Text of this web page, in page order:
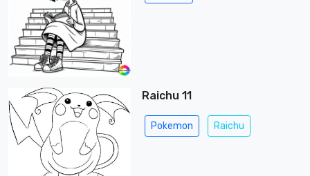
Raichu 11
Pokemon Raichu